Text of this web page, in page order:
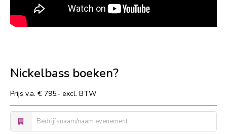
Nickelbass boeken?
Prijs v.a. € 795,- excl. BTW